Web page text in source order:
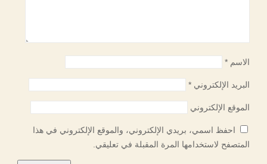
الاسم*
البريد الإلكتروني*
الموقع الإلكتروني
احفظ اسمي، بريدي الإلكتروني، والموقع الإلكتروني في هذا
المتصفح لاستخدامها المرة المقبلة في تعليقي.